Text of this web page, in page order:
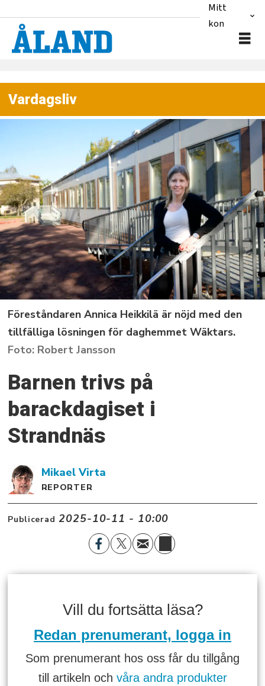
Mitt
konto
Vardagsliv
Föreståndaren Annica Heikkilä är nöjd med den
tillfälliga lösningen för daghemmet Wäktars.
Robert Jansson
Barnen trivs på
barackdagiset i
Strandnäs
Mikael Virta
REPORTER
Publicerad 2025-10-11 - 10:00
Vill du fortsätta läsa?
Redan prenumerant, logga in
Som prenumerant hos oss får du tillgång
till artikeln och våra andra produkter